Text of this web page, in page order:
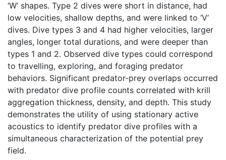
‘W’ shapes. Type 2 dives were short in distance, had
low velocities, shallow depths, and were linked to ‘V’
dives. Dive types 3 and 4 had higher velocities, larger
angles, longer total durations, and were deeper than
types 1 and 2. Observed dive types could correspond
to travelling, exploring, and foraging predator
behaviors. Significant predator-prey overlaps occurred
with predator dive profile counts correlated with krill
aggregation thickness, density, and depth. This study
demonstrates the utility of using stationary active
acoustics to identify predator dive profiles with a
simultaneous characterization of the potential prey
field.